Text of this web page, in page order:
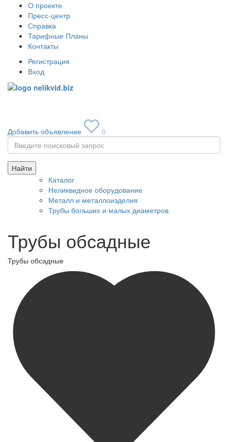
О проекте
Пресс-центр
Справка
Тарифные Планы
Контакты
Регистрация
Вход
Добавить объявление
0
Найти
Каталог
Неликвидное оборудование
Металл и металлоизделия
Трубы больших и малых диаметров
Трубы обсадные
Трубы обсадные